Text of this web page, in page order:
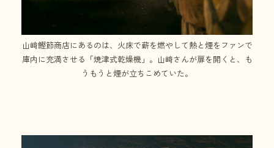
山﨑鰹節商店にあるのは、火床で薪を燃やして熱と煙をファンで
庫内に充満させる「焼津式乾燥機」。山﨑さんが扉を開くと、も
うもうと煙が立ちこめていた。